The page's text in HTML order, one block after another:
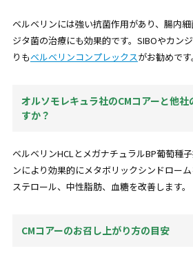
ベルベリンには強い抗菌作用があり、腸内
ジタ菌の治療にも効果的です。SIBOやカン
りもベルベリンコンプレックスがお勧めです。
オルソモレキュラ社のCMコアーと他
すか？
ベルベリンHCLとメガナチュラルBP葡萄種
ンにより効果的にメタボリックシンドローム
ステロール、中性脂肪、血糖を改善します。
CMコアーのお召し上がり方の目安